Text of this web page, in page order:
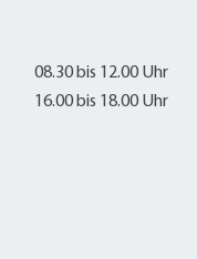
08.30 bis 12.00 Uhr
16.00 bis 18.00 Uhr